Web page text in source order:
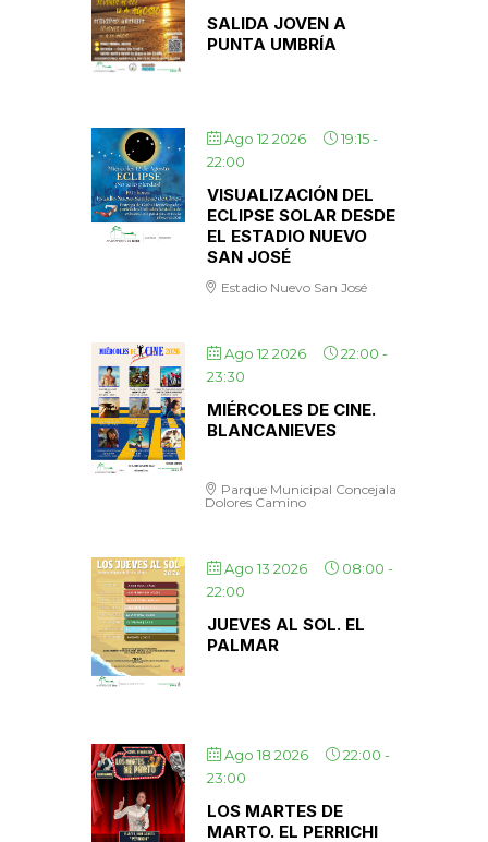
SALIDA JOVEN A
PUNTA UMBRÍA
Ago 12 2026 19:15-
22:00
VISUALIZACIÓN DEL
ECLIPSE SOLAR DESDE
EL ESTADIO NUEVO
SAN JOSÉ
Estadio Nuevo San José
Ago 12 2026 22:00 -
23:30
MIÉRCOLES DE CINE.
BLANCANIEVES
Parque Municipal Concejala
Dolores Camino
Ago 13 2026 08:00 -
22:00
JUEVES AL SOL. EL
PALMAR
Ago 18 2026 22:00 -
23:00
LOS MARTES DE
MARTO. EL PERRICHI